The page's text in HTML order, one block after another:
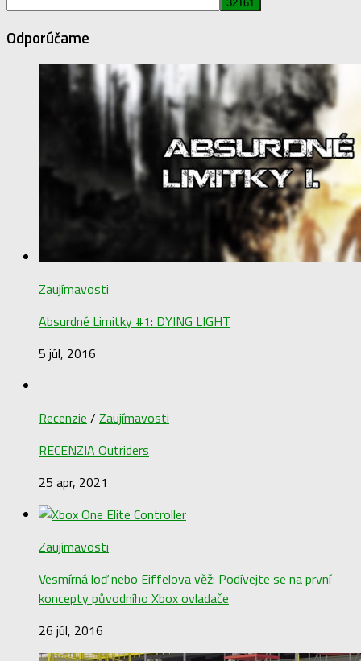
Odporúčame
Zaujímavosti
Absurdné Limitky #1: DYING LIGHT
5 júl, 2016
Recenzie / Zaujímavosti
RECENZIA Outriders
25 apr, 2021
Zaujímavosti
Vesmírná loď nebo Eiffelova věž: Podívejte se na první
koncepty původního Xbox ovladače
26 júl, 2016